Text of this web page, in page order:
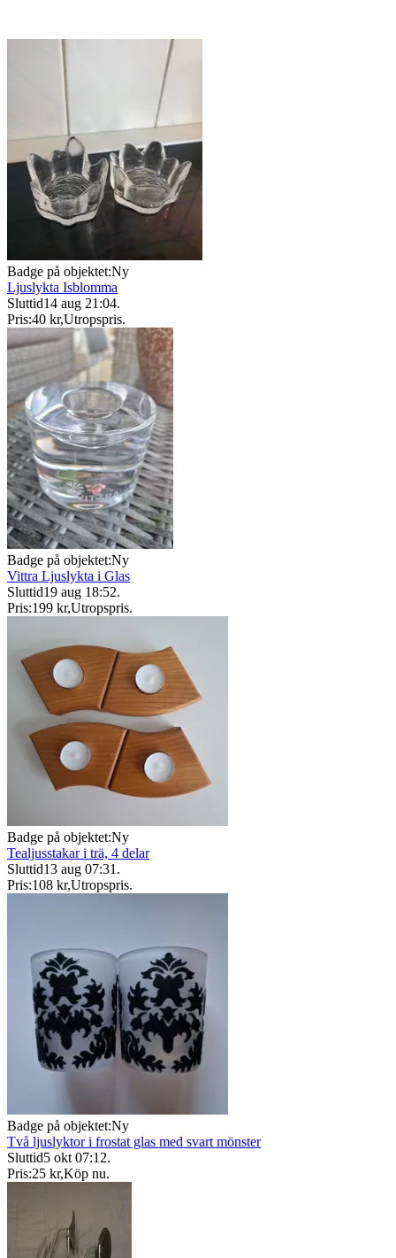
Badge på objektet:Ny
Ljuslykta Isblomma
Sluttid14 aug 21:04.
Pris:40 kr,Utropspris.
Badge på objektet:Ny
Vittra Ljuslykta i Glas
Sluttid19 aug 18:52.
Pris:199 kr,Utropspris.
Badge på objektet:Ny
Tealjusstakar i trä, 4 delar
Sluttid13 aug 07:31 .
Pris:108 kr,Utropspris.
Badge på objektet:Ny
Två ljuslyktor i frostat glas med svart mönster
Sluttid5 okt 07:12.
Pris:25 kr,Köp nu.